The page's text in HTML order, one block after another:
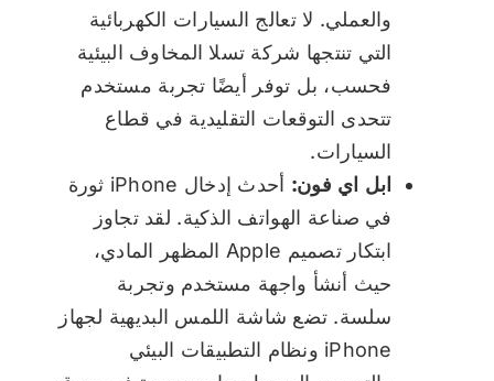
والعملي. لا تعالج السيارات الكهربائية
التي تنتجها شركة تسلا المخاوف البيئية
فحسب، بل توفر أيضًا تجربة مستخدم
تتحدى التوقعات التقليدية في قطاع
السيارات.
ابل اي فون:
أحدث إدخال iPhone ثورة
في صناعة الهواتف الذكية. لقد تجاوز
ابتكار تصميم Apple المظهر المادي،
حيث أنشأ واجهة مستخدم وتجربة
سلسة. تضع شاشة اللمس البديهية لجهاز
iPhone ونظام التطبيقات البيئي